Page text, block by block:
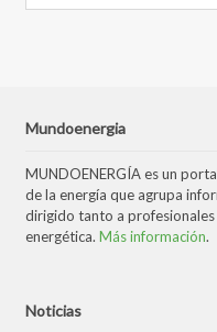
Mundoenergia
MUNDOENERGÍA es un
de la energía que agrupa
dirigido tanto a
energética. Más información.
Noticias